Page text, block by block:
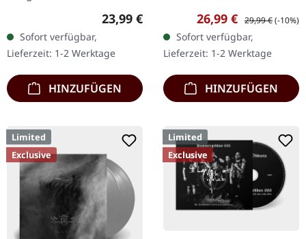
Vinyl. Vinterland kehren
mit einem eindringlichen
Meisterwerk zurück,…
Regulärer Preis:
23,99 €
Sofort verfügbar,
Lieferzeit: 1-2 Werktage
HINZUFÜGEN
Rights Management.
Transparent blaues Vinyl.
Motörheads 2008er
Veröffentlichung
"Motörizer" steht…
Verkaufspreis:
26,99 € Regulärer Preis:
29,99 €(-10%)
Sofort verfügbar,
Lieferzeit: 1-2 Werktage
HINZUFÜGEN
Limited
Exclusive
Limited
Exclusive